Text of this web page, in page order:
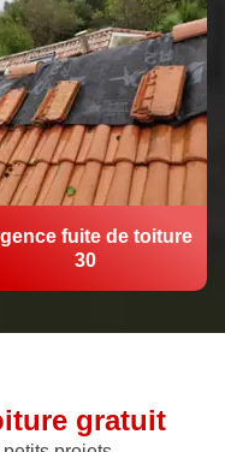
fuite de toiture
30
gratuit